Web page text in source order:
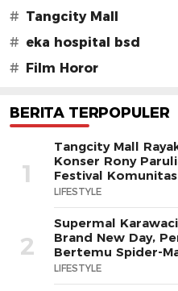
# Tangcity Mall
# eka hospital bsd
#
Film Horor
BERITA TERPOPULER
1
Tangcity Mall
Konser Rony
Festival Komunitas
LIFESTYLE
2
Supermal
Brand New Day,
Bertemu Spider-
LIFESTYLE